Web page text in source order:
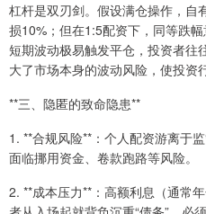
杠杆是双刃剑。假设满仓操作，自
损10%；但在1:5配资下，同等跌
短期波动极易触发平仓，投资者往
大了市场本身的波动风险，使投资
**三、隐匿的致命隐患**
1. **合规风险**：个人配资游离于
面临挪用资金、卷款跑路等风险。
2. **成本压力**：高额利息（通常